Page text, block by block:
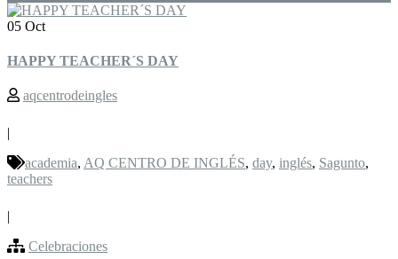
05 Oct
HAPPY TEACHER´S DAY
aqcentrodeingles
|
academia, AQ CENTRO DE INGLÉS, day, inglés, Sagunto,
teachers
|
Celebraciones